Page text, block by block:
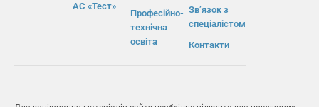
АС «Тест»
Професійно-
технічна
освіта
Зв’язок з
спеціалістом
Контакти